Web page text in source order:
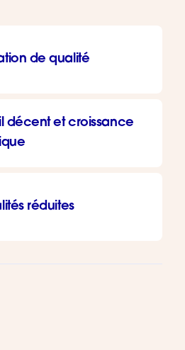
de qualité
décent et croissance
réduites